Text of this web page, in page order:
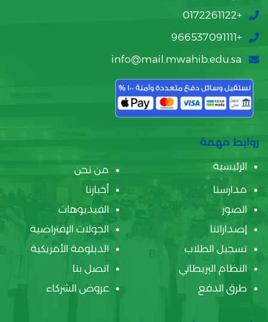
+0172261122
+966537091111
info@mail.mwahib.edu.sa
روابط مهمة
الرئيسية
من نحن
مدارسنا
أخبارنا
الصور
الفيديوهات
إصداراتنا
الجولات الإفتراضية
تسجيل الطلاب
الدبلومة الأمريكية
النظام البريطاني
اتصل بنا
طرق الدفع
عروض الشركاء